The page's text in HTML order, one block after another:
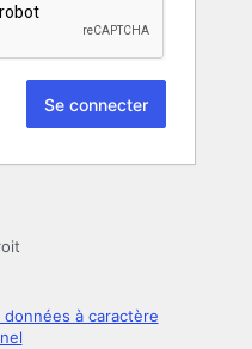
à caractère